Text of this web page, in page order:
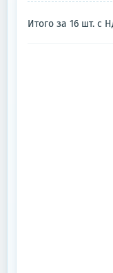
Итого за 16 шт. с